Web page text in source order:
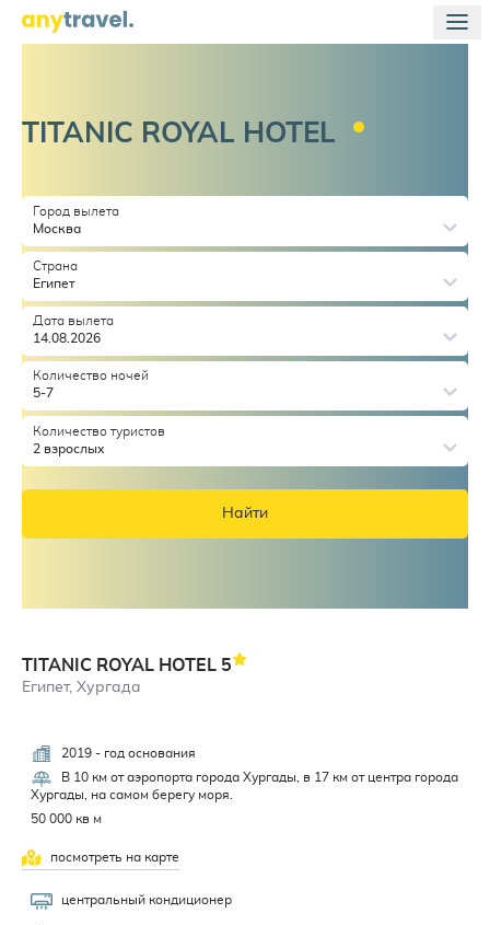
TITANIC ROYAL HOTEL
Город вылета
Москва
Страна
Египет
Дата вылета
14.08.2026
Количество ночей
5-7
Количество туристов
2 взрослых
Найти
TITANIC ROYAL HOTEL 5
Египет, Хургада
2019 - год основания
В 10 км от аэропорта города Хургады, в 17 км от центра города
Хургады, на самом берегу моря.
50 000 кв м
посмотреть на карте
центральный кондиционер